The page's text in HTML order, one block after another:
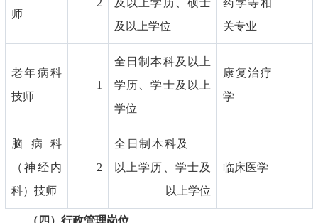
师
2
及以上学历、硕士
及以上学位
药学等相
关专业
老年病科
技师
1
全日制本科及以上
学历、学士及以上
学位
康复治疗
学
脑病科
（神经内
科）技师
2
全日制本科及
以上学历、学士及
以上学位
临床医学
（四）行政管理岗位